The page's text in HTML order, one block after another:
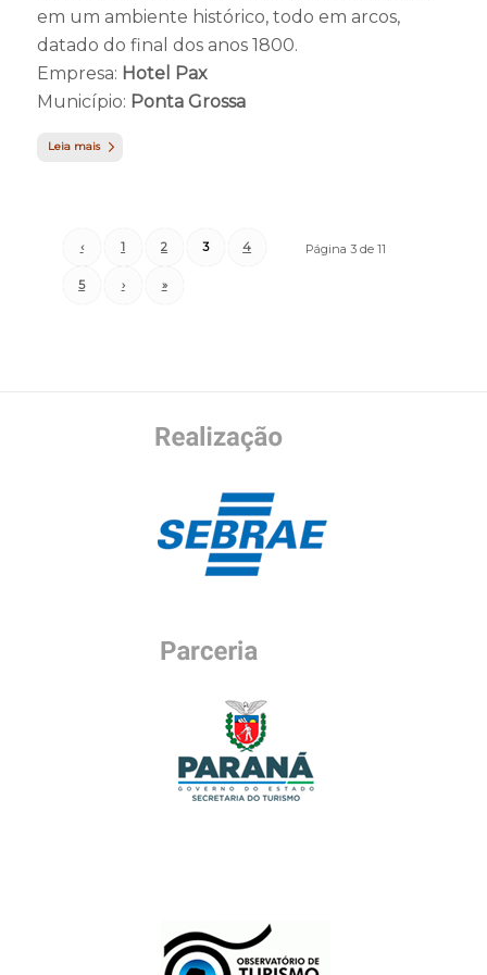
em um ambiente histórico, todo em arcos,
datado do final dos anos 1800.
Empresa: Hotel Pax
Município: Ponta Grossa
Leia mais
Página 3 de 11
‹ 1 2 3 4
5 › »